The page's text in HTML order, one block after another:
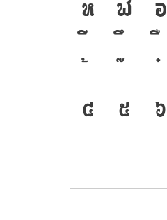
ห
ฬ อ
๔
๕ ๖